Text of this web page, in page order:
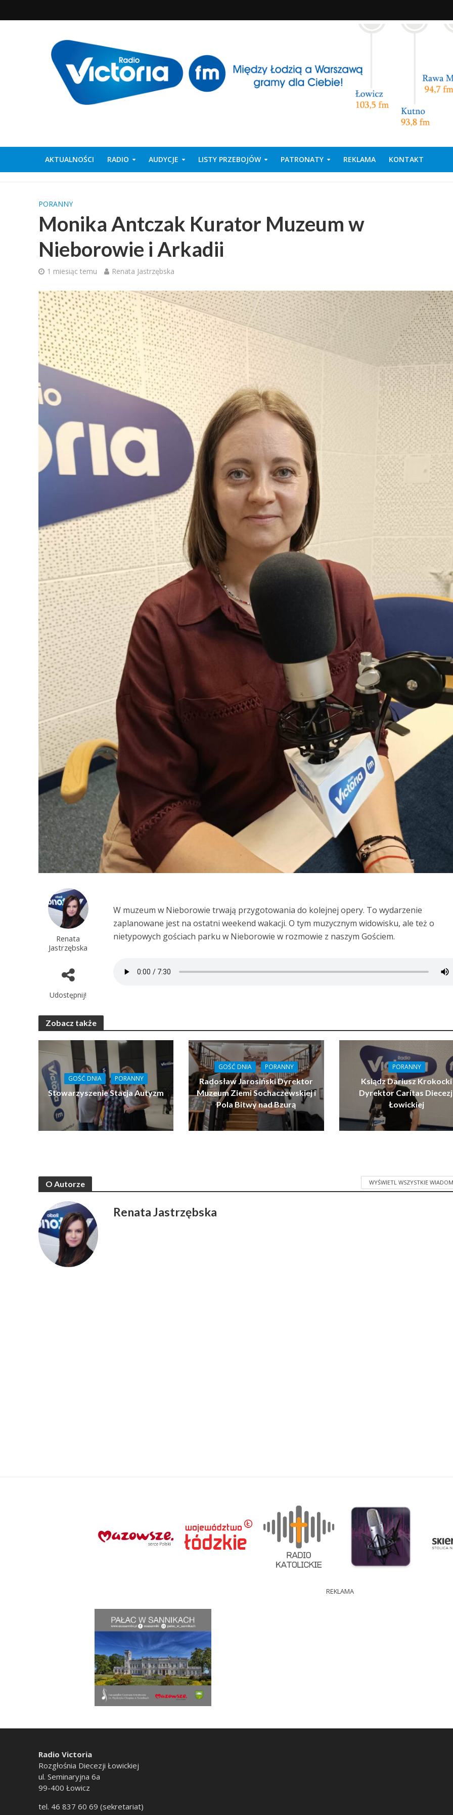
AKTUALNOŚCI RADIO AUDYCJE LISTY PRZEBOJÓW PATRONATY REKLAMA KONTAKT
PORANNY
Monika Antczak Kurator Muzeum w
Nieborowie i Arkadii
1 miesiąc temu Renata Jastrzębska
Renata
Jastrzębska
Udostępnij!
W muzeum w Nieborowie trwają przygotowania do kolejnej opery. To wydarzenie
zaplanowane jest na ostatni weekend wakacji. O tym muzycznym widowisku, ale też o
nietypowych gościach parku w Nieborowie w rozmowie z naszym Gościem.
Zobacz także
GOŚĆ DNIA PORANNY
Stowarzyszenie Stacja Autyzm
GOŚĆ DNIA PORANNY
Radosław Jarosiński Dyrektor
Muzeum Ziemi Sochaczewskiej i
Pola Bitwy nad Bzurą
PORANNY
Ksiądz Dariusz Krokocki
Dyrektor Caritas
Łowickiej
O Autorze WYŚWIETL WSZYSTKIE
Renata Jastrzębska
REKLAMA
Radio Victoria
Rozgłośnia Diecezji Łowickiej
ul. Seminaryjna 6a
99-400 Łowicz
tel. 46 837 60 69 (sekretariat)